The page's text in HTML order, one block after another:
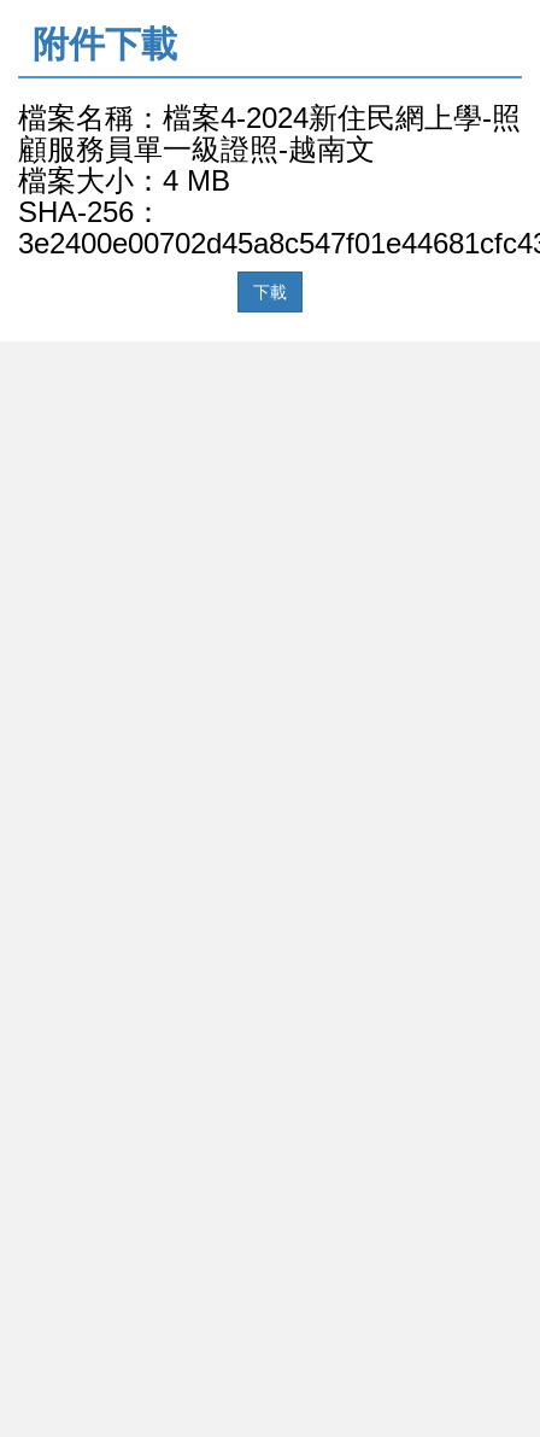
附件下載
檔案名稱：檔案4-2024新住民網上學-照
顧服務員單一級證照-越南文
檔案大小：4 MB
SHA-256：
下載